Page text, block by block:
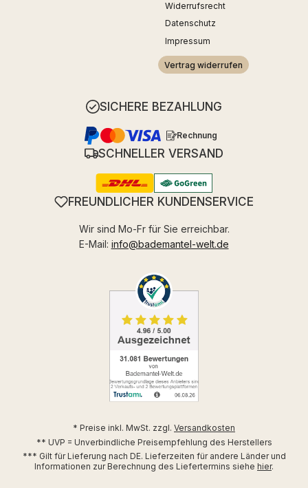
Widerrufsrecht
Datenschutz
Impressum
Vertrag widerrufen
SICHERE BEZAHLUNG
Rechnung
SCHNELLER VERSAND
FREUNDLICHER KUNDENSERVICE
Wir sind Mo-Fr für Sie erreichbar.
E-Mail: info@bademantel-welt.de
* Preise inkl. MwSt. zzgl. Versandkosten
** UVP = Unverbindliche Preisempfehlung des Herstellers
*** Gilt für Lieferung nach DE. Lieferzeiten für andere Länder und
Informationen zur Berechnung des Liefertermins siehe hier.